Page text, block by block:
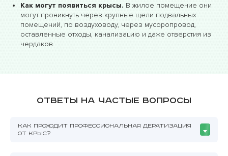
Как могут появиться крысы. В жилое помещение они
могут проникнуть через крупные щели подвальных
помещений, по воздуховоду, через мусоропровод,
оставленные отходы, канализацию и даже отверстия из
чердаков.
Ответы на частые вопросы
КАК ПРОХОДИТ ПРОФЕССИОНАЛЬНАЯ ДЕРАТИЗАЦИЯ
ОТ КРЫС?